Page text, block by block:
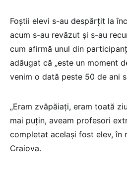
Foștii elevi s-au despărțit la
acum s-au revăzut și s-au
cum afirmă unul din
adăugat că „este un moment
venim o dată peste 50 de ani
„Eram zvăpăiați, eram toată
mai puțin, aveam profesori
completat același fost elev, în
Craiova.